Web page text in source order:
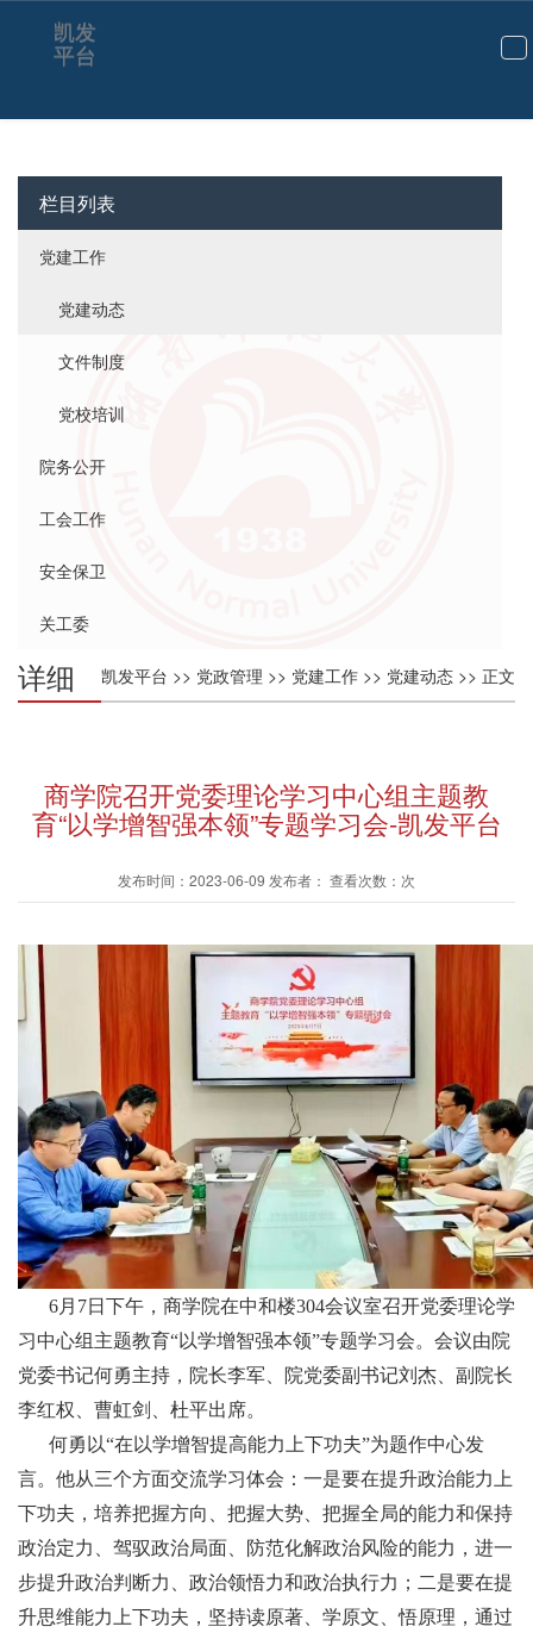
切
航
凯发
平台
栏目列表
党建工作
党建动态
文件制度
党校培训
院务公开
工会工作
安全保卫
关工委
凯发平台 >> 党政管理 >> 党建工作 >> 党建动态 >> 正文
详细
商学院召开党委理论学习中心组主题教
育“以学增智强本领”专题学习会-凯发平台
发布时间：2023-06-09 发布者： 查看次数：次
6月7日下午，商学院在中和楼304会议室召开党委理论学
习中心组主题教育“以学增智强本领”专题学习会。会议由院
党委书记何勇主持，院长李军、院党委副书记刘杰、副院长
李红权、曹虹剑、杜平出席。
何勇 以“在以学增智提高能力上下功夫”为题作中心发
言。他从三个方面交流学习体会：一是要在提升政治能力上
下功夫，培养把握方向、把握大势、把握全局的能力和保持
政治定力、驾驭政治局面、防范化解政治风险的能力，进一
步提升政治判断力、政治领悟力和政治执行力；二是要在提
升思维能力上下功夫，坚持读原著、学原文、悟原理，通过